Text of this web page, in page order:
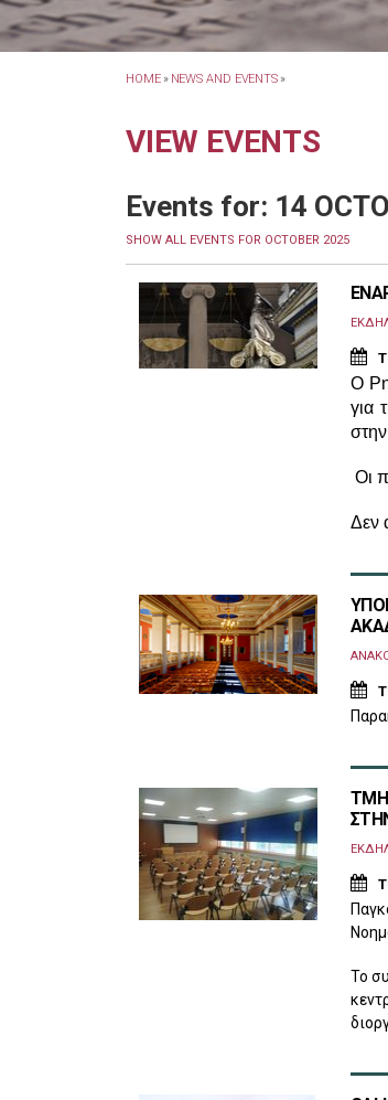
HOME » NEWS AND EVENTS »
VIEW EVENTS
Events for: 14
SHOW ALL EVENTS FOR OCTOBER 2025
Ο
για
Οι
Δεν
Το